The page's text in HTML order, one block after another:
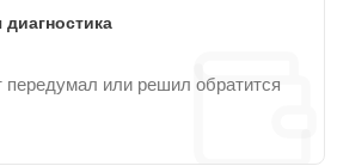
диагностика
передумал или решил обратится